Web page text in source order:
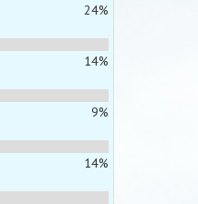
24%
14%
9%
14%